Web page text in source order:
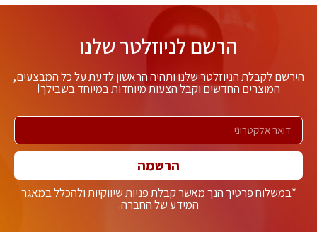
הרשם לניוזלטר שלנו
לקבלת הניוזלטר שלנו ותהיה הראשון לדעת על כל המבצעים,
המוצרים החדשים וקבל הצעות מיוחדות במיוחד בשבילך!
הרשמה
*במשלוח פרטיך הנך מאשר קבלת פניות שיווקיות ולהכלל במאגר
המידע של החברה.